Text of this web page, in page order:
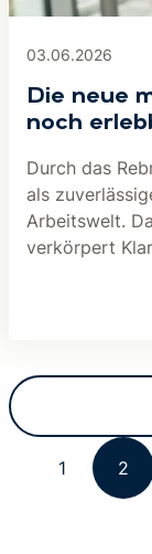
03.06.2026
Die neue
noch
Durch das
als
Arbeitswelt.
verkörpert
1 2